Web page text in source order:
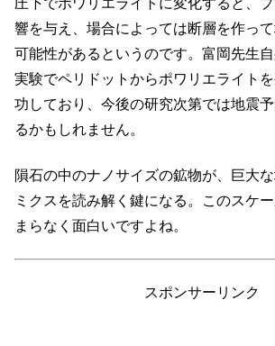
圧下でポワリエライトに変化すると、
響を与え、場合によっては断層を作っ
可能性があるというのです。富岡先生
実験でペリドットからポワリエライト
功しており、今後の研究次第では地震
るかもしれません。
隕石の中のナノサイズの鉱物が、巨大
ミクスを読み解く鍵になる。このスケ
まらなく面白いですよね。
スポンサーリンク